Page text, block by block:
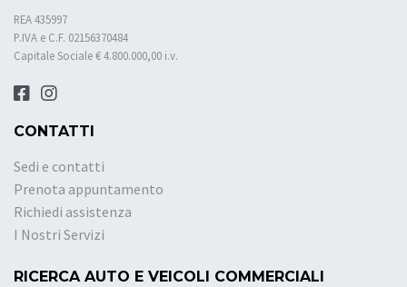
REA 435997
P.IVA e C.F. 02156370484
Capitale Sociale € 4.800.000,00 i.v.
CONTATTI
Sedi e contatti
Prenota appuntamento
Richiedi assistenza
I Nostri Servizi
RICERCA AUTO E VEICOLI COMMERCIALI